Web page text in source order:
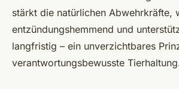
stärkt die natürlichen Abwehrkräfte,
entzündungshemmend und
langfristig – ein unverzichtbares
verantwortungsbewusste